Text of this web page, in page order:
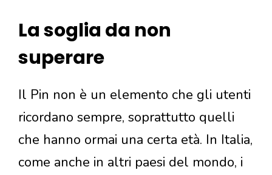
La soglia da non
superare
Il Pin non è un elemento che gli utenti
ricordano sempre, soprattutto quelli
che hanno ormai una certa età. In Italia,
come anche in altri paesi del mondo, i